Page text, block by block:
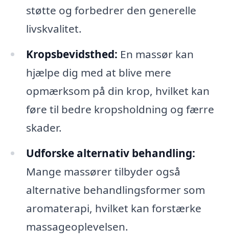
støtte og forbedrer den generelle
livskvalitet.
Kropsbevidsthed: En massør kan
hjælpe dig med at blive mere
opmærksom på din krop, hvilket kan
føre til bedre kropsholdning og færre
skader.
Udforske alternativ behandling:
Mange massører tilbyder også
alternative behandlingsformer som
aromaterapi, hvilket kan forstærke
massageoplevelsen.